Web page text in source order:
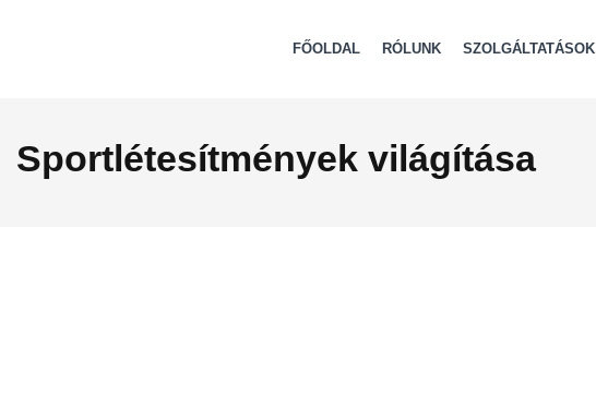
FŐOLDAL RÓLUNK SZOLGÁLTATÁSOK
Sportlétesítmények világítása